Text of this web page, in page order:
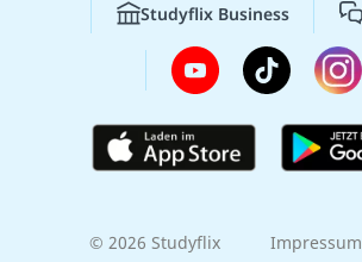
Studyflix Business
© 2026 Studyflix Impressum